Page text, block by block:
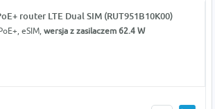
router LTE Dual SIM (RUT951B10K00)
eSIM, wersja z zasilaczem 62.4 W